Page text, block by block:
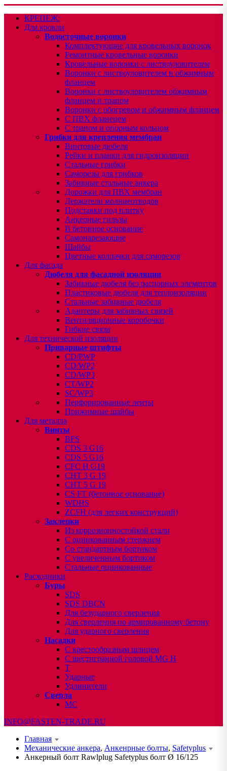
КРЕПЕЖ:
Для кровли
Водосточные воронки
Комплектующие для кровельных воронок
Ремонтные кровельные воронки
Кровельные воронки с листвоуловителем
Воронки с листвоуловителем и обжимным
фланцем
Воронки с листвоуловителем обжимным
фланцем и трапом
Воронки с обогревом и обжимным фланцем
С ПВХ фланецем
С трапом и опорным кольцом
Грибки для крепления мембран
Винтовые дюбеля
Рейки и планки для гидроизоляции
Стальные грибки
Саморезы для грибков
Забивные стальные анкера
Дорожки для ПВХ мембран
Держатели молниеотводов
Подставки под плитку
Анкерные гильзы
В бетонное основание
Самонарезающие
Шайбы
Цветные колпачки для саморезов
Для фасада
Дюбеля для фасадной изоляции
Забивные дюбеля без распорных элементов
Пластиковые дюбеля для теплоизоляции
Стальные забивные дюбеля
Адаптеры для забивных связей
Вентиляционные коробочки
Гибкие связи
Для технической изоляции
Приварные штифты
CD/PWP
CD/WP2
CD/WP3
CT/WP2
SC/WP3
Перфорированные ленты
Прижимные шайбы
Для металла
Винты
BFS
CDS 3 G16
CDS 5 G16
CFC H G19
CHT 3 G 19
CHT 5 G 19
CS FT (бетонное основание)
WDHS
ZCFH (для легких конструкций)
Заклепки
Из коррозионностойкой стали
С оцинкованным стержнем
Со стандартным бортиком
С увеличенным бортиком
Стальные оцинкованные
Расходники
Буры
SDS
SDS DBCN
Для безударного сверления
Для сверления по армированному бетону
Для ударного сверления
Насадки
С крестообразным шлицем
С шестигранной головой MG H
T
Ударные
Удлинители
Сверла
МС
INFO@FASTEN-TRADE.RU
Главная
Механические анкера, Анкенрные болты, Safetyplus
Анкерный болт Rawlplug Safetyplus болт Ø 16/125